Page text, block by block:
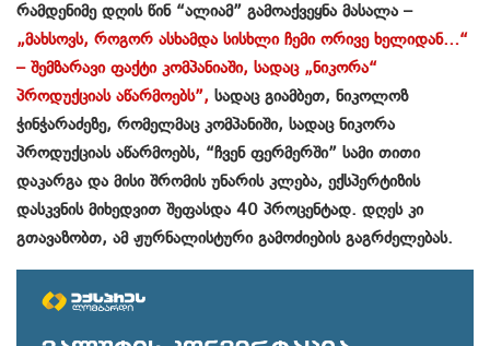
რამდენიმე დღის წინ “ალიამ” გამოაქვეყნა მასალა –
„მახსოვს, როგორ ასხამდა სისხლი ჩემი ორივე ხელიდან…“
– შემზარავი ფაქტი კომპანიაში, სადაც „ნიკორა“
პროდუქციას აწარმოებს”, სადაც გიამბეთ, ნიკოლოზ
ჭინჭარაძეზე, რომელმაც კომპანიში, სადაც ნიკორა
პროდუქციას აწარმოებს, “ჩვენ ფერმერში” სამი თითი
დაკარგა და მისი შრომის უნარის კლება, ექსპერტიზის
დასკვნის მიხედვით შეფასდა 40 პროცენტად. დღეს კი
გთავაზობთ, ამ ჟურნალისტური გამოძიების გაგრძელებას.